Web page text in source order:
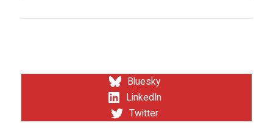
Bluesky
LinkedIn
Twitter